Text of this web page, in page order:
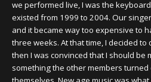
we performed live, I was the
existed from 1999 to 2004. Our
and it became way too expensive to
three weeks. At that time, I decided
then I was convinced that I should be
something the other members